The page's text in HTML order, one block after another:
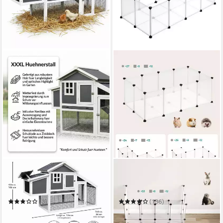
Kleintierkäfig Hühnerstall
Hühnerhaus Geflügelstall
Legenest Eiablage Küken
(3)
144,80 € UVP229,90 €
Laufstall
(136)
ab 22,99 € UVP 41,99 €